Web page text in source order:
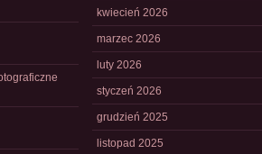
kwiecień 2026
marzec 2026
luty 2026
styczeń 2026
grudzień 2025
listopad 2025